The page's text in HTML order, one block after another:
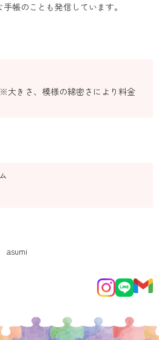
帳のことも発信しています。
大きさ、模様の綿密さにより料金
asumi